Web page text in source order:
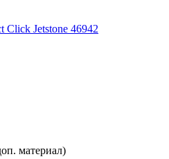
Click Jetstone 46942
материал)